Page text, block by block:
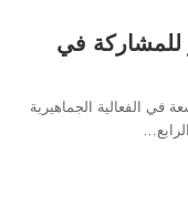
للمشاركة في
في الفعالية الجماهيرية